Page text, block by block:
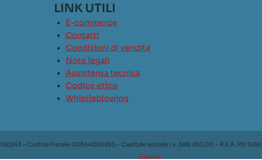
LINK UTILI
E-commerce
Contatti
Condizioni di vendita
Note legali
Assistenza tecnica
Codice etico
Whistleblowing
– Codice Fiscale 00844060285 – Capitale sociale i.v. 686.280,00 – R.E.A. PD
cookies